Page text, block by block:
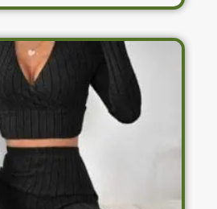
tiene
variantes.
Las
opciones
se
pueden